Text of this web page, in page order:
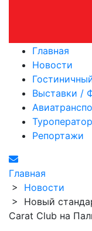
Главная
Новости
Выставки /
Репортажи
Главная
> Новости
> Новый
Carat Club на